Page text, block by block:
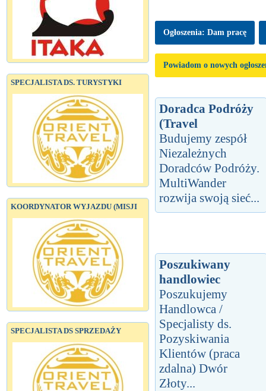
SPECJALISTA DS. TURYSTYKI
KOORDYNATOR WYJAZDU (MISJI
SPECJALISTA DS SPRZEDAŻY
Ogłoszenia: Dam pracę
Powiadom o nowych
Doradca Podróży
(Travel
Budujemy zespół
Niezależnych
Doradców Podróży.
MultiWander
rozwija swoją sieć...
Poszukiwany
handlowiec
Poszukujemy
Handlowca /
Specjalisty ds.
Pozyskiwania
Klientów (praca
zdalna) Dwór
Złoty...